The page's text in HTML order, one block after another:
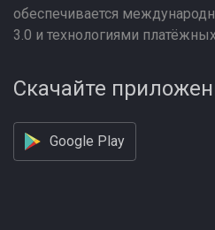
обеспечивается
3.0 и технологиями
Скачайте
Google Play